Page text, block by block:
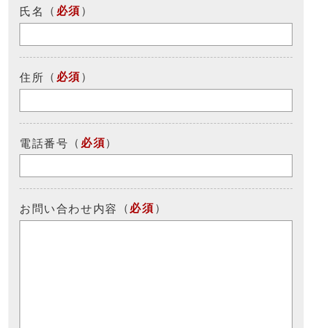
氏名 （ 必須 ）
住所 （ 必須 ）
電話番号 （ 必須）
お問い合わせ内容 （ 必須 ）